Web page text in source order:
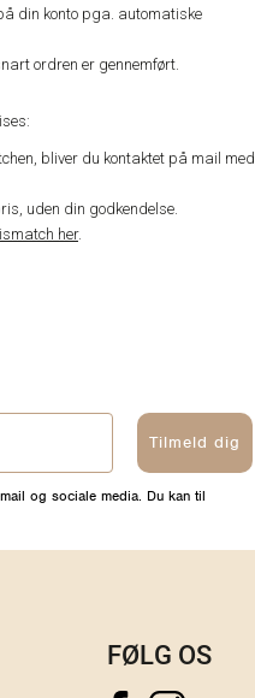
din konto pga. automatiske
ordren er gennemført.
bliver du kontaktet på mail med
uden din godkendelse.
her.
Tilmeld dig
og sociale media. Du kan til
FØLG OS